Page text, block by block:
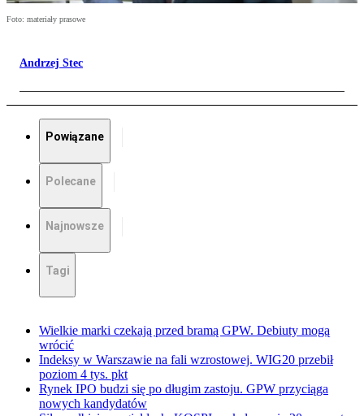
Foto: materiały prasowe
Andrzej Stec
Powiązane
Polecane
Najnowsze
Tagi
Wielkie marki czekają przed bramą GPW. Debiuty mogą
wrócić
Indeksy w Warszawie na fali wzrostowej. WIG20 przebił
poziom 4 tys. pkt
Rynek IPO budzi się po długim zastoju. GPW przyciąga
nowych kandydatów